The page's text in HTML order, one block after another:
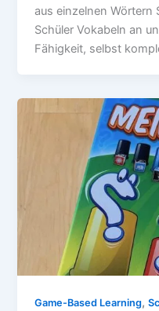
aus einzelnen Wörtern
Schüler Vokabeln an
Fähigkeit, selbst
Game-Based Learning,